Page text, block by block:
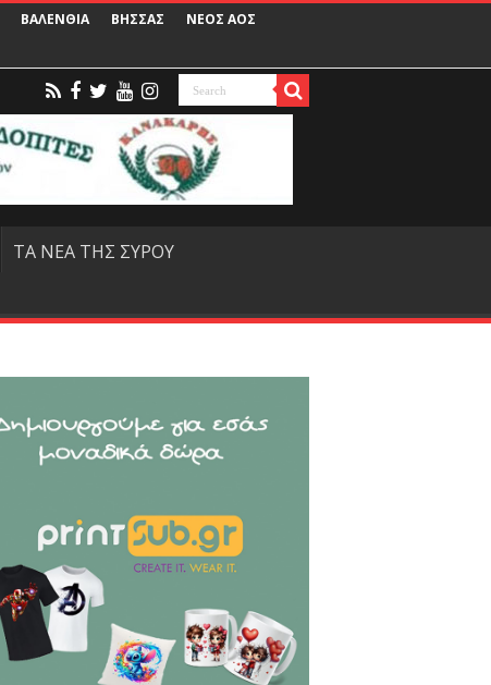
ΒΑΛΕΝΘΙΑ ΒΗΣΣΑΣ
ΝΕΟΣ ΑΟΣ
ΤΑ ΝΕΑ ΤΗΣ ΣΥΡΟΥ